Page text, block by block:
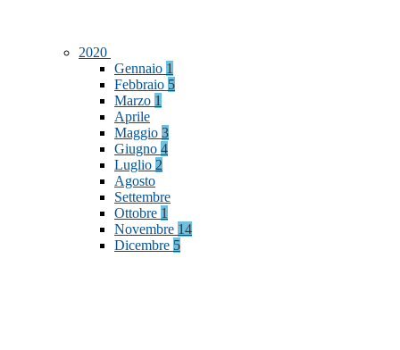
2020
Gennaio 1
Febbraio 5
Marzo 1
Aprile
Maggio 3
Giugno 4
Luglio 2
Agosto
Settembre
Ottobre 1
Novembre 14
Dicembre 5